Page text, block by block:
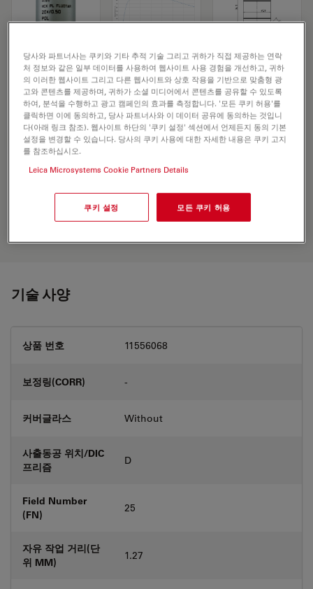
Microscope Objective HC PL FLUOTAR
20x/0,50 POL
견적 요청하기
Discover the perfect solution. Explore
Objective Finder, compare
alternatives, and find the best fit for
기술 사양
상품 번호 11556068
보정링(CORR) -
커버글라스 Without
사출동공 위치/DIC
프리즘
D
Field Number
(FN)
25
자유 작업 거리(단
위 MM)
1.27
당사와 파트너사는 쿠키와 기타 추적 기술 그리고 귀하가 직접 제공하는 연락
처 정보와 같은 일부 데이터를 사용하여 웹사이트 사용 경험을 개선하고, 귀하
의 이러한 웹사이트 그리고 다른 웹사이트와 상호 작용을 기반으로 맞춤형 광
고와 콘텐츠를 제공하며, 귀하가 소셜 미디어에서 콘텐츠를 공유할 수 있도록
하여, 분석을 수행하고 광고 캠페인의 효과를 측정합니다. '모든 쿠키 허용'를
클릭하면 이에 동의하고, 당사 파트너사와 이 데이터 공유에 동의하는 것입니
다(아래 링크 참조). 웹사이트 하단의 '쿠키 설정' 섹션에서 언제든지 동의 기본
설정을 변경할 수 있습니다. 당사의 쿠키 사용에 대한 자세한 내용은 쿠키 고지
를 참조하십시오.
Leica Microsystems Cookie Partners Details
쿠키 설정 모든 쿠키 허용